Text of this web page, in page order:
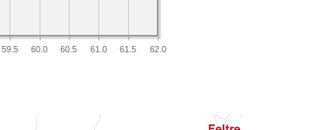
59.5 60.0 60.5 61.0 61.5 62.0